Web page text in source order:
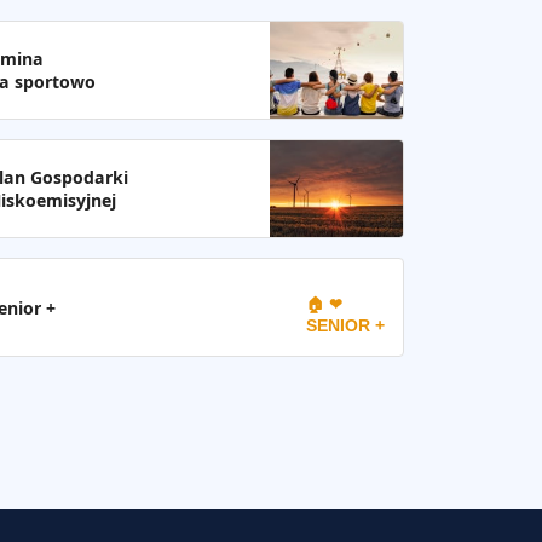
sportowo
Gospodarki
+ 🏠 ❤
SENIOR +